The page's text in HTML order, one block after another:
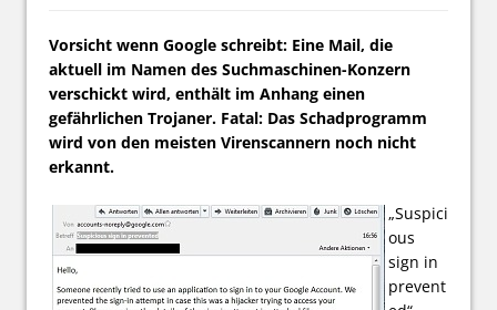
Vorsicht wenn Google schreibt: Eine Mail, die
aktuell im Namen des Suchmaschinen-Konzern
verschickt wird, enthält im Anhang einen
gefährlichen Trojaner. Fatal: Das Schadprogramm
wird von den meisten Virenscannern noch nicht
erkannt.
„Suspici
ous
sign in
prevent